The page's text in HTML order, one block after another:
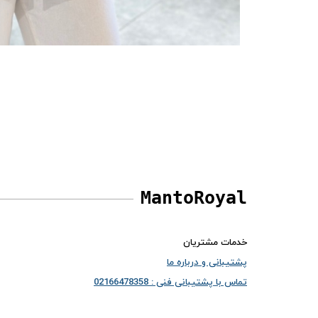
MantoRoyal
خدمات مشتریان
پشتیبانی و درباره ما
تماس با پشتیبانی فنی : 02166478358